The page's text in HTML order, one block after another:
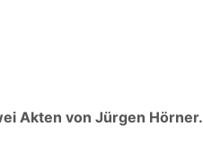
Akten von Jürgen Hörner.